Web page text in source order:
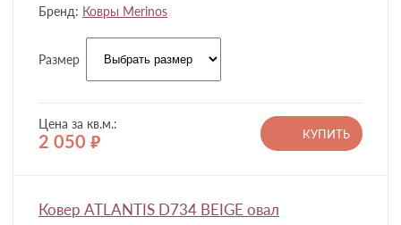
Бренд: Ковры Merinos
Размер
Цена за кв.м.:
2 050 руб.
КУПИТЬ
Ковер ATLANTIS D734 BEIGE овал